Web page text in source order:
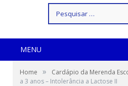
por:
MENU
Home » Cardápio da Merenda
a 3 anos – Intolerância a Lactose II